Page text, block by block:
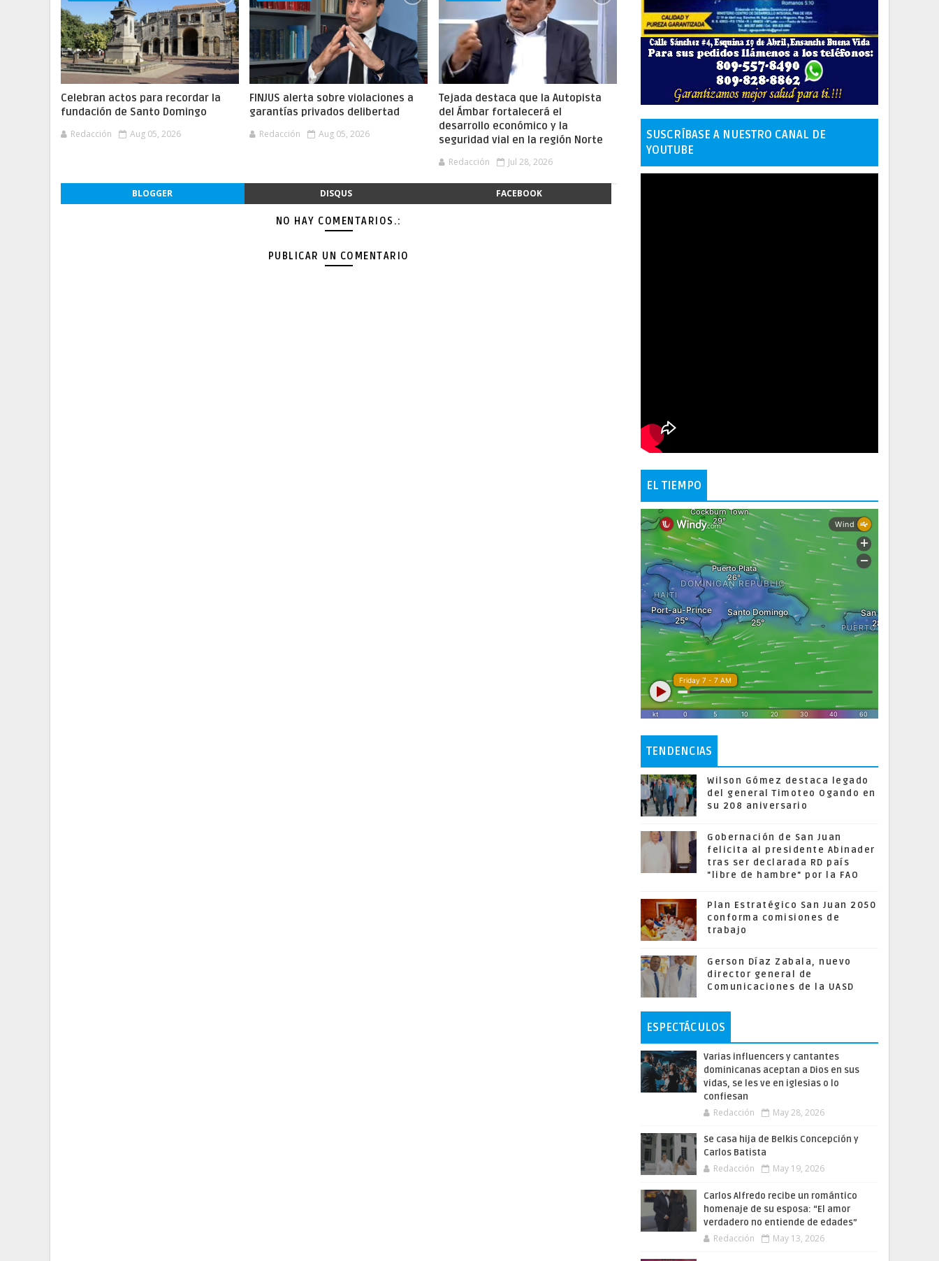
Celebran actos para recordar la
fundación de Santo Domingo
Redacción Aug 05, 2026
FINJUS alerta sobre violaciones a
garantías privados delibertad
Redacción Aug 05, 2026
Tejada destaca que la Autopista
del Ámbar fortalecerá el
desarrollo económico y la
seguridad vial en la región Norte
Redacción Jul 28, 2026
BLOGGER DISQUS FACEBOOK
NO HAY COMENTARIOS.:
PUBLICAR UN COMENTARIO
SUSCRÍBASE A NUESTRO CANAL DE
YOUTUBE
EL TIEMPO
TENDENCIAS
Wilson Gómez destaca legado
del general Timoteo Ogando en
su 208 aniversario
Gobernación de San Juan
felicita al presidente Abinader
tras ser declarada RD país
"libre de hambre" por la FAO
Plan Estratégico San Juan 2050
conforma comisiones de
trabajo
Gerson Díaz Zabala, nuevo
director general de
Comunicaciones de la UASD
ESPECTÁCULOS
Varias influencers y cantantes
dominicanas aceptan a Dios en sus
vidas, se les ve en iglesias o lo
confiesan
Redacción May 28, 2026
Se casa hija de Belkis Concepción y
Carlos Batista
Redacción May 19, 2026
Carlos Alfredo recibe un romántico
homenaje de su esposa: “El amor
verdadero no entiende de edades”
Redacción May 13, 2026